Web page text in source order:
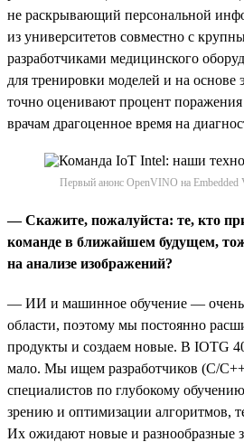
не раскрывающий персональной
из университетов совместно с
разработчиками медицинского
для тренировки моделей и на основе
точно оценивают процент
врачам драгоценное время на
Первый анонс OpenVINO на Embedded
— Скажите, пожалуйста: те, кто
команде в ближайшем будущем,
на анализе изображений?
— ИИ и машинное обучение — очень
области, поэтому мы постоянно
продукты и создаем новые. В IOTG
мало. Мы ищем разработчиков (С/
специалистов по глубокому
зрению и оптимизации алгоритмов,
Их ожидают новые и разнообразные